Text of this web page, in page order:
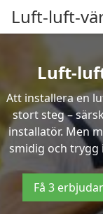
Luft-luft-
Luft-
Att installera en
stort steg –
installatör. Men
smidig och trygg
Få 3